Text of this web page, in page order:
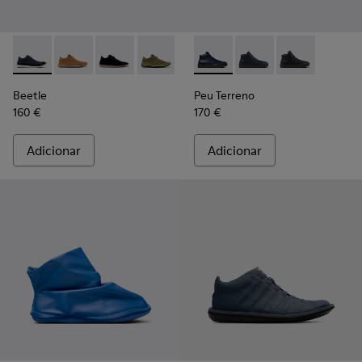
Beetle - 36791-077 - Botins em algodão reciclado e nobuck
Beetle - 36791-081
Beetle - 36791-080
Beetle - 36791-079
Beetle - 36791-076
Beetle - 36791-001
Beetle
160 €
Adicionar
Peu Terreno - K300514-006
Peu Terreno -Peu Terreno -
Peu Terreno
170 €
Adicionar